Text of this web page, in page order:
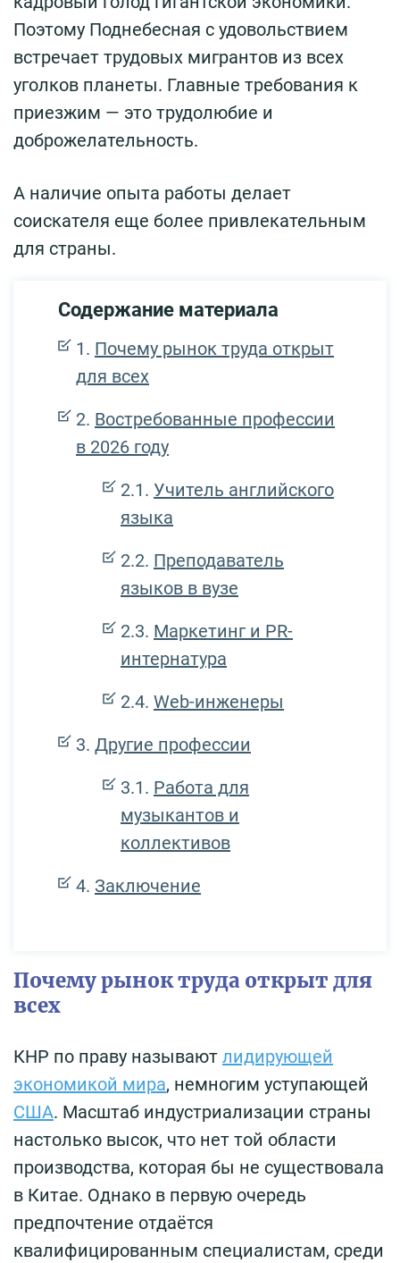
Поэтому Поднебесная с удовольствием
встречает трудовых мигрантов из всех
уголков планеты. Главные требования к
приезжим — это трудолюбие и
доброжелательность.
А наличие опыта работы делает
соискателя еще более привлекательным
для страны.
Содержание материала
Почему рынок труда открыт
для всех
Востребованные профессии
в 2026 году
Учитель английского
языка
Преподаватель
языков в вузе
Маркетинг и PR-
интернатура
Web-инженеры
Другие профессии
Работа для
музыкантов и
коллективов
Заключение
Почему рынок труда открыт для
всех
КНР по праву называют лидирующей
экономикой мира, немногим уступающей
США. Масштаб индустриализации страны
настолько высок, что нет той области
производства, которая бы не существовала
в Китае. Однако в первую очередь
предпочтение отдаётся
квалифицированным специалистам, среди